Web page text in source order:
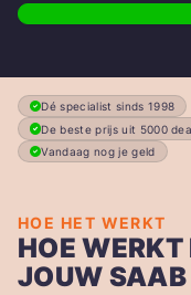
Dé specialist sinds 1998
De beste prijs uit 5000
Vandaag nog je geld
HOE HET WERKT
HOE
JOUW